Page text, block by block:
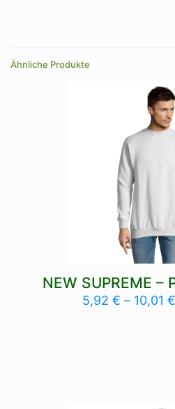
dark purple, Flaschengruen, French
Ähnliche Produkte
NEW SUPREME –
5,92€ – 10,01€